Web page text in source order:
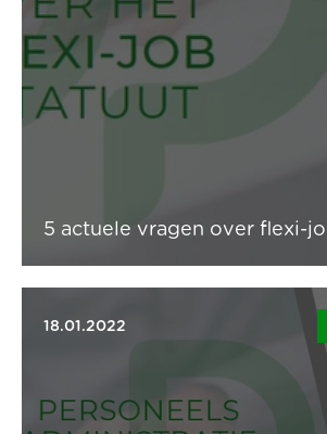
5 actuele vragen over flexi-
medewerker bouwt bovendien
(werkloosheidsuitkering, pensioen,
offer he or she can’t refuse’ dus.
werkgever moet weten over flexi-
deze whitepaper in 5 vragen. En je
Lees artikel
18.01.2022
Het uitbesteden van je
flink wat voordelen. We lijsten ze